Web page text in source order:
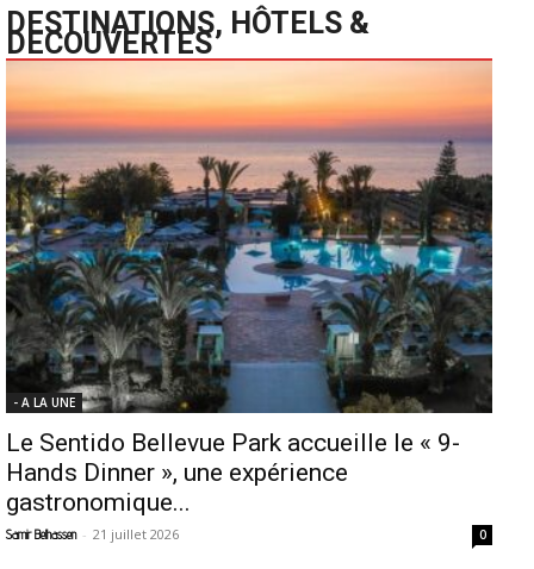
DESTINATIONS, HÔTELS &
DECOUVERTES
- A LA UNE
Le Sentido Bellevue Park accueille le « 9-
Hands Dinner », une expérience
gastronomique...
Samir Belhassen - 21 juillet 2026 0